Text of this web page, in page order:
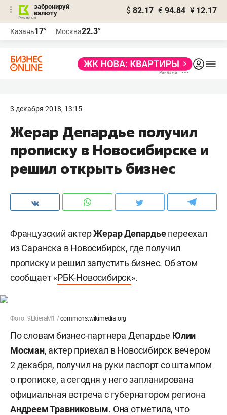
забронируй
валюту
$ 82.17 € 94.84 ¥ 12.17
Казань17° Москва22.3°
3 декабря 2018, 13:15
Жерар Депардье получил
прописку в Новосибирске и
решил открыть бизнес
Французский актерЖерар Депардьепереехал
из Саранска в Новосибирск, где получил
прописку и решил запустить бизнес. Об этом
сообщает «РБК-Новосибирск».
Фото: 9EkieraM1 /commons.wikimedia.org
По словам бизнес-партнера Депардье Юлии
Мосман, актер приехал в Новосибирск вечером
2 декабря, получил на руки паспорт со штампом
о прописке, а сегодня у него запланирована
официальная встреча с губернатором региона
Андреем Травниковым. Она отметила, что